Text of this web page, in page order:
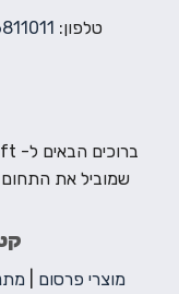
טלפון:
שמוביל את התחום
מוצרי פרסום